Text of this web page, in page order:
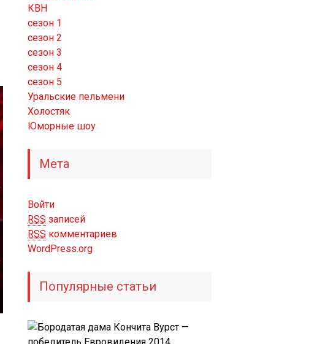
КВН
сезон 1
сезон 2
сезон 3
сезон 4
сезон 5
Уральские пельмени
Холостяк
Юморные шоу
Мета
Войти
RSS записей
RSS комментариев
WordPress.org
Популярные статьи